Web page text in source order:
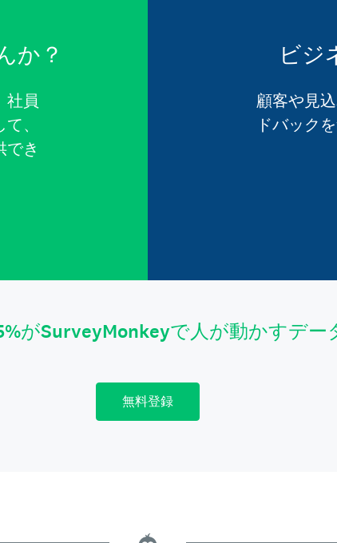
か？
社員
、
でき
ビジ
顧客や見
ドバック
がSurveyMonkeyで人が動かすデー
無料登録